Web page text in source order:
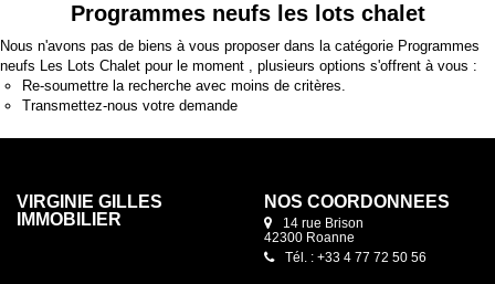
Programmes neufs les lots chalet
Nous n'avons pas de biens à vous proposer dans la catégorie Programmes
neufs Les Lots Chalet pour le moment , plusieurs options s'offrent à vous :
Re-soumettre la recherche avec moins de critères.
Transmettez-nous votre demande
VIRGINIE GILLES
IMMOBILIER
NOS COORDONNÉES
14 rue Brison
42300 Roanne
Tél. : +33 4 77 72 50 56